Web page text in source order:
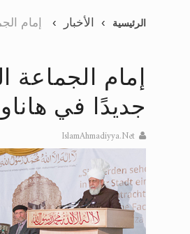
الحجّ..
تعميم هامّ
تعميم هامّ
إعلان هامّ
للانتقال
اقرأ هذا
عرض مصوَّر
الرئيسية الأخبار إمام
إمام الجماعة
جديدًا في
IslamAhmadiyya.Net